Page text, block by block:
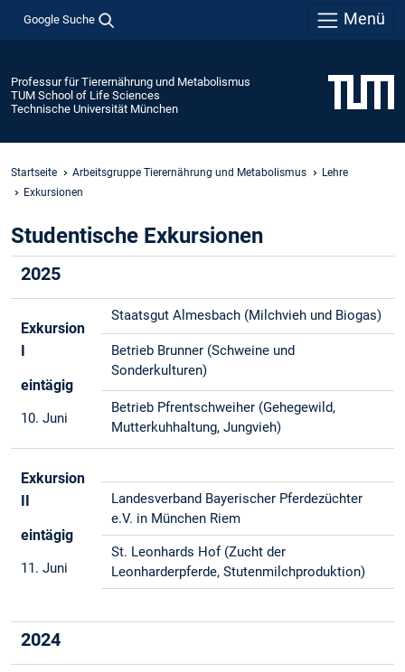
Google Suche Menü
Professur für Tierernährung und Metabolismus
TUM School of Life Sciences
Technische Universität München
Startseite Arbeitsgruppe Tierernährung und Metabolismus
Lehre
Exkursionen
Studentische Exkursionen
2025
Exkursion
eintägig
10. Juni
Staatsgut Almesbach (Milchvieh und Biogas)
Betrieb Brunner (Schweine und
Sonderkulturen)
Betrieb Pfrentschweiher (Gehegewild,
Mutterkuhhaltung, Jungvieh)
Exkursion
eintägig
11. Juni
Landesverband Bayerischer Pferdezüchter
e.V. in München Riem
St. Leonhards Hof (Zucht der
Leonharderpferde, Stutenmilchproduktion)
2024